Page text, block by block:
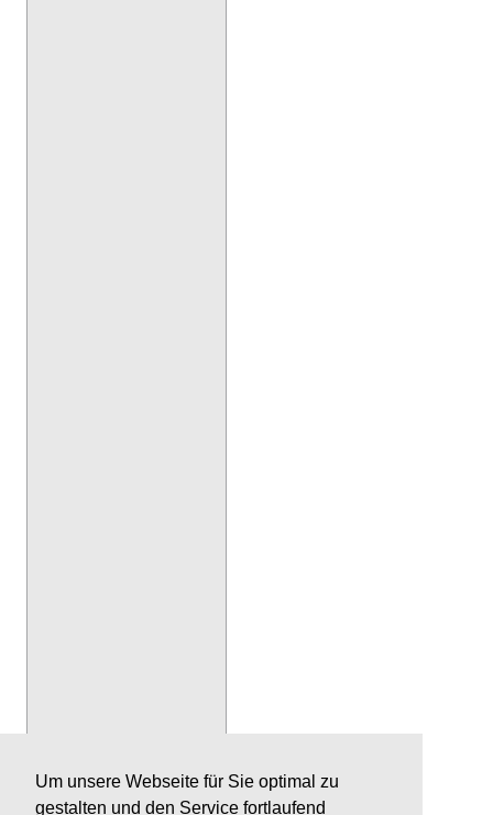
Um unsere Webseite für Sie optimal zu
gestalten und den Service fortlaufend